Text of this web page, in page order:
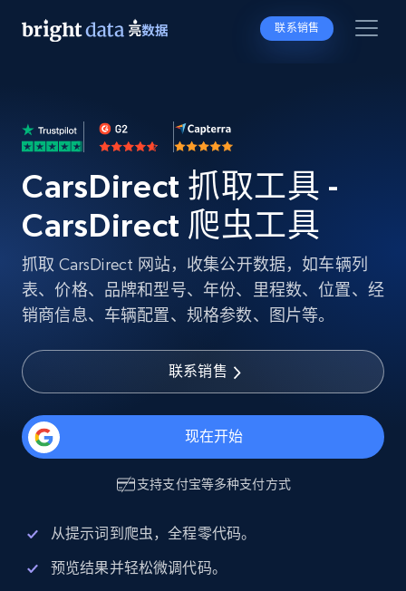
联系销售
CarsDirect 抓取工具 -
CarsDirect 爬虫工具
抓取 CarsDirect 网站，收集公开数据，如车辆列
表、价格、品牌和型号、年份、里程数、位置、经
销商信息、车辆配置、规格参数、图片等。
联系销售
现在开始
支持支付宝等多种支付方式
从提示词到爬虫，全程零代码。
预览结果并轻松微调代码。